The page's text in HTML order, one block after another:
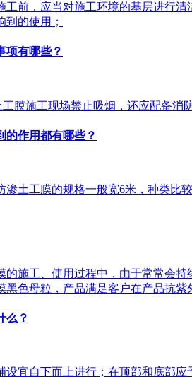
工前，应当对施工环境的基层进行
的使用；
项有哪些？
膜施工现场禁止吸烟，还应配备消
的作用都有哪些？
土工膜的规格一般宽6米，种类比
的施工、使用过程中，由于常常会
黑色母粒，产品满足客户在产品抗
么？
设宜自下而上进行；在顶部和底部应